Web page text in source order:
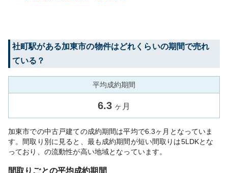
社町駅がある加東市の物件はどれくらいの期間で売れ
ている？
平均成約期間
6.3 ヶ月
加東市での中古戸建ての成約期間は平均で6.3ヶ月となっていま
す。間取り別に見ると、最も成約期間が短い間取りは5LDKとな
っており、の流動性が高い地域となっています。
間取りごとの平均成約期間